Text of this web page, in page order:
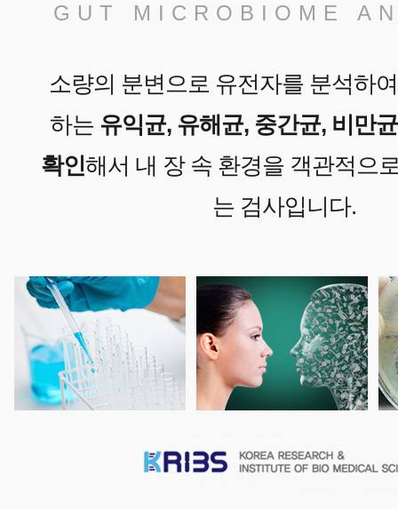
GUT MICROBIOME
소량의 분변으로 유전자를 분석하
하는 유익균, 유해균, 중간균, 비만
확인해서 내 장 속 환경을 객관적으
는 검사입니다.